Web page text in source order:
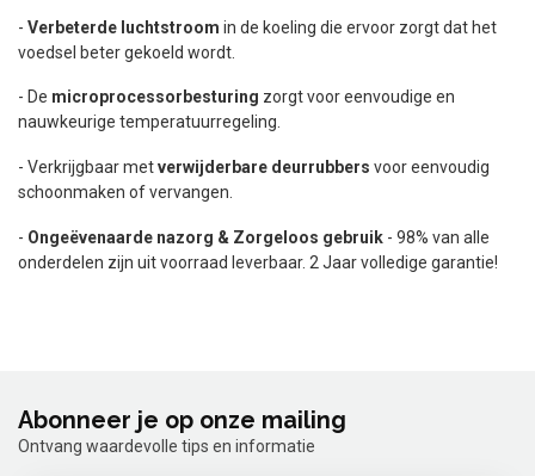
- Verbeterde luchtstroom in de koeling die ervoor zorgt dat het
voedsel beter gekoeld wordt.
- De microprocessorbesturing zorgt voor eenvoudige en
nauwkeurige temperatuurregeling.
- Verkrijgbaar metverwijderbare deurrubbers voor eenvoudig
schoonmaken of vervangen.
- Ongeëvenaarde nazorg & Zorgeloos gebruik - 98% van alle
onderdelen zijn uit voorraad leverbaar. 2 Jaar volledige garantie!
Abonneer je op onze mailing
Ontvang waardevolle tips en informatie